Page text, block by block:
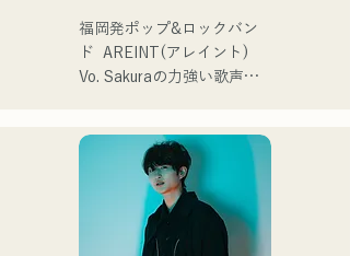
英語も日本語も対応可能で
アーティストの日本人父と
サラブレッド。
└メンバーはジュンイチロ
ウ（Vo）、梅田孝明
（Ba）、杉本剛志（Dr）の
軽音楽部で出会い結成。
└2023年12月1日に3rd
EP『夢戦夜』をリリース。
福岡発ポップ&ロックバン
ド  AREINT(アレイント)
Vo. Sakuraの力強い歌声
SHOにより生み出される楽
曲は、キャッチーでどこか
馴染みのあるロックサウン
ドが特徴であり、独特な
AREINTサウンドを作り出